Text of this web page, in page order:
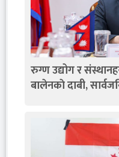
रुग्ण उद्योग र
बालेनकाे दाबी,